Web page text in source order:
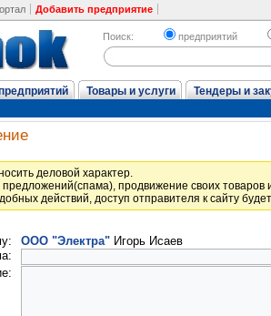
Добавить предприятие
Поиск: предприятий
Товары и услуги Тендеры и
деловой характер.
продвижение своих товаров
действий, доступ отправителя к сайту
ООО "Электра" Игорь Исаев